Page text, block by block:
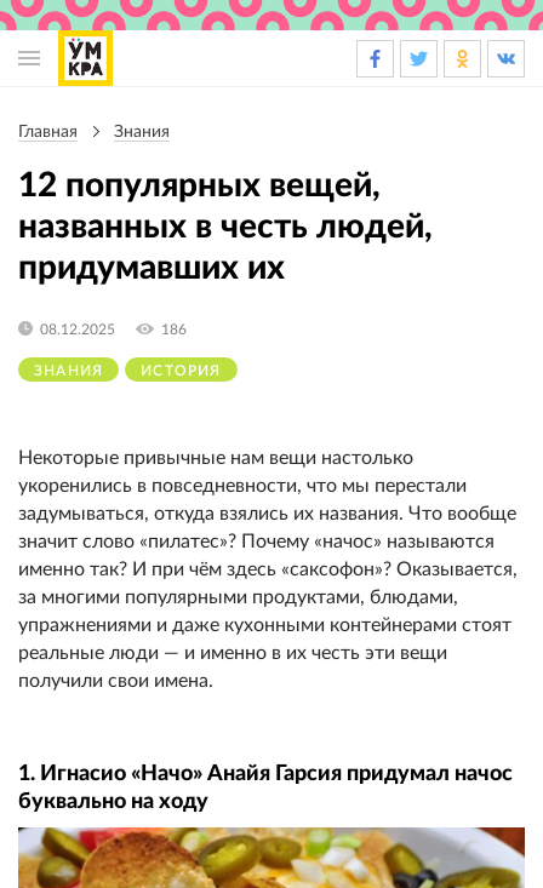
навигации
Главная Знания
12 популярных вещей,
названных в честь людей,
придумавших их
ЗНАНИЯ ИСТОРИЯ
08.12.2025 186
Некоторые привычные нам вещи настолько
укоренились в повседневности, что мы перестали
задумываться, откуда взялись их названия. Что вообще
значит слово «пилатес»? Почему «начос» называются
именно так? И при чём здесь «саксофон»? Оказывается,
за многими популярными продуктами, блюдами,
упражнениями и даже кухонными контейнерами стоят
реальные люди — и именно в их честь эти вещи
получили свои имена.
1. Игнасио «Начо» Анайя Гарсия придумал начос
буквально на ходу